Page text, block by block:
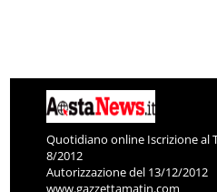
Quotidiano online Iscrizione al
8/2012
Autorizzazione del 13/12/2012
www.gazzettamatin.com